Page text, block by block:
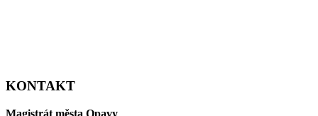
KONTAKT
Magistrát města Opavy